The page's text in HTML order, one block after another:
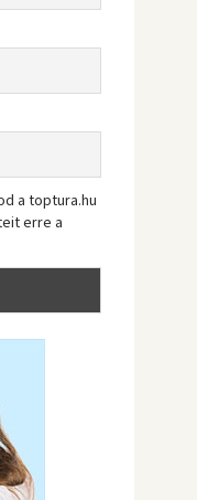
a toptura.hu
erre a